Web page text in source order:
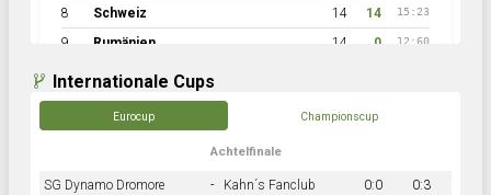
8 Schweiz 14 14 15:23
9 Rumänien 14 0 12:60
Internationale Cups
Eurocup Championscup
Achtelfinale
SG Dynamo Dromore - Kahn´s Fanclub 0:0 0:3